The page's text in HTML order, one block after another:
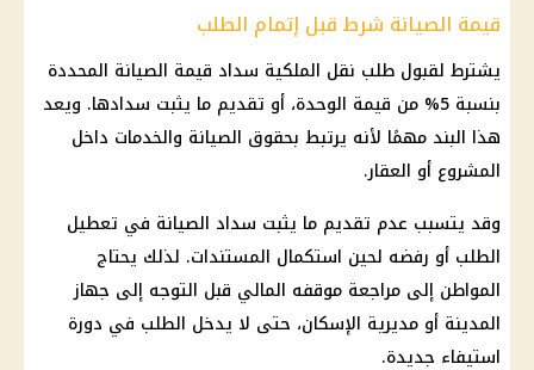
قيمة الصيانة شرط قبل إتمام الطلب
يشترط لقبول طلب نقل الملكية سداد قيمة الصيانة المحددة
بنسبة 5% من قيمة الوحدة، أو تقديم ما يثبت سدادها. ويعد
هذا البند مهمًا لأنه يرتبط بحقوق الصيانة والخدمات داخل
المشروع أو العقار.
وقد يتسبب عدم تقديم ما يثبت سداد الصيانة في تعطيل
الطلب أو رفضه لحين استكمال المستندات. لذلك يحتاج
المواطن إلى مراجعة موقفه المالي قبل التوجه إلى جهاز
المدينة أو مديرية الإسكان، حتى لا يدخل الطلب في دورة
استيفاء جديدة.